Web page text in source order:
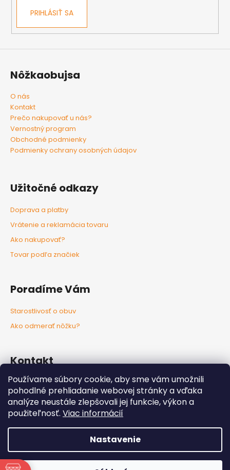
Používame súbory cookie, aby sme vám umožnili
pohodlné prehliadanie webovej stránky a vďaka
analýze neustále zlepšovali jej funkcie, výkon a
použiteľnosť. Viac informácií
Nastavenie
PRIHLÁSIŤ SA
Nôžkaobujsa
O nás
Kontakt
Prečo nakupovať u nás?
Vernostný program
Obchodné podmienky
Podmienky ochrany osobných údajov
Užitočné odkazy
Doprava a platby
Vrátenie a reklamácia tovaru
Ako nakupovať?
Tovar podľa značiek
Poradíme Vám
Starostlivosť o obuv
Ako odmerať nôžku?
Kontakt
info@nozkaobujsa.sk
+421907383063
Nozkaobujsa.sk
Nozkaobujsa
Copyright 2026Nôžkaobujsa. Všetky práva vyhradené.